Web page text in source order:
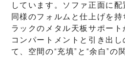
しています。ソファ正面に配
同様のフォルムと仕上げを
ラックのメタル天板サポー
コンパートメントと引き出
て、空間の“充填”と“余白”の